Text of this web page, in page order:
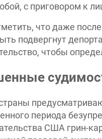
с приговором к
что даже
подвергнут
чтобы
периода
США грин-